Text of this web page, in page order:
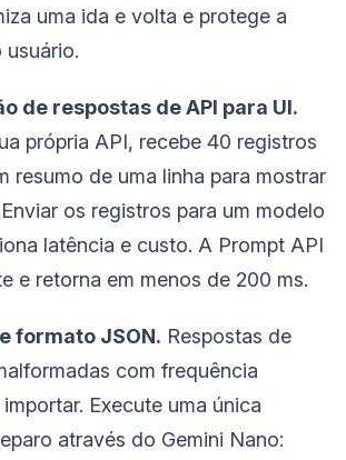
uma ida e volta e protege a
de respostas de API para UI.
própria API, recebe 40 registros
resumo de uma linha para mostrar
os registros para um modelo
latência e custo. A Prompt API
e retorna em menos de 200 ms.
formato JSON. Respostas de
com frequência
Execute uma única
através do Gemini Nano: